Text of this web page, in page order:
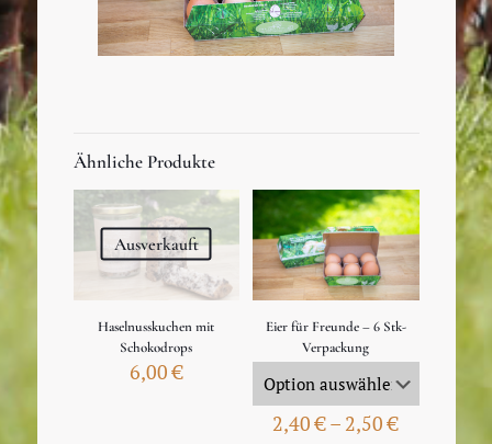
Ähnliche Produkte
Ausverkauft
Haselnusskuchen mit
Schokodrops
6,00€
Eier für Freunde – 6 Stk-
Verpackung
2,40€– 2,50€